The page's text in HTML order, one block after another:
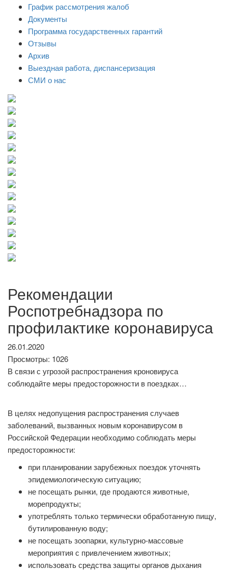
График рассмотрения жалоб
Документы
Программа государственных гарантий
Отзывы
Архив
Выездная работа, диспансеризация
СМИ о нас
Рекомендации
Роспотребнадзора по
профилактике коронавируса
26.01.2020
Просмотры: 1026
В связи с угрозой распространения кроновируса
соблюдайте меры предосторожности в поездках…
В целях недопущения распространения случаев
заболеваний, вызванных новым коронавирусом в
Российской Федерации необходимо соблюдать меры
предосторожности:
при планировании зарубежных поездок уточнять
эпидемиологическую ситуацию;
не посещать рынки, где продаются животные,
морепродукты;
употреблять только термически обработанную пищу,
бутилированную воду;
не посещать зоопарки, культурно-массовые
мероприятия с привлечением животных;
использовать средства защиты органов дыхания